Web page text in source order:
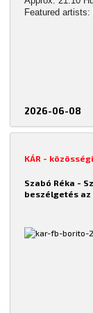
Featured
2026-06-08
KÁR -
Szabó Réka -
beszélgetés